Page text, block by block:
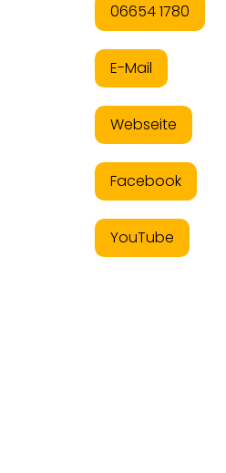
06654 1780
E-Mail
Webseite
Facebook
YouTube